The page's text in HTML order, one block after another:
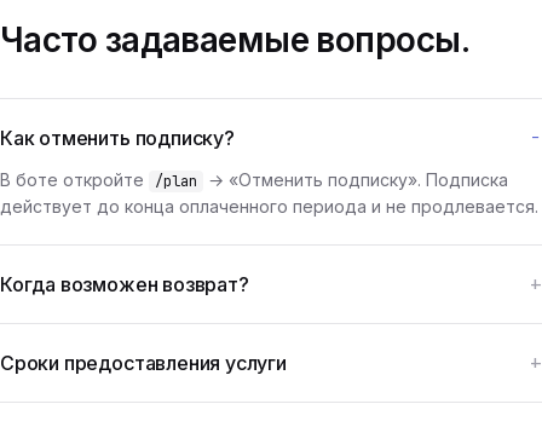
Часто задаваемые вопросы.
Как отменить подписку?
В боте откройте /plan
→ «Отменить подписку». Подписка
действует до конца оплаченного периода и не продлевается.
Когда возможен возврат?
Сроки предоставления услуги